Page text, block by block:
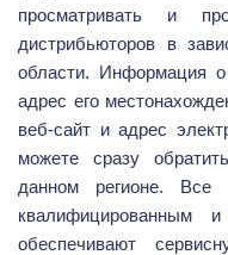
просматривать и
дистрибьюторов в
области. Информация
адрес его
веб-сайт и адрес
можете сразу
данном регионе. Все
квалифицированным
обеспечивают